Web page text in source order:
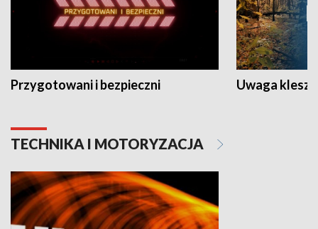
Przygotowani i bezpieczni Uwaga
TECHNIKA I MOTORYZACJA